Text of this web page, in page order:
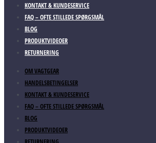
KONTAKT & KUNDESERVICE
FAQ – OFTE STILLEDE SPØRGSMÅL
BLOG
PRODUKTVIDEOER
RETURNERING
OM VAGTGEAR
HANDELSBETINGELSER
KONTAKT & KUNDESERVICE
FAQ – OFTE STILLEDE SPØRGSMÅL
BLOG
PRODUKTVIDEOER